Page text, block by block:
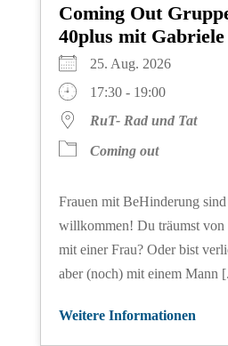
Coming Out
40plus mit Gabriele
25. Aug. 2026
17:30 - 19:00
RuT- Rad und Tat
Coming out
Frauen mit BeHinderung
willkommen! Du träumst von
mit einer Frau? Oder bist
aber (noch) mit einem Mann
Weitere Informationen